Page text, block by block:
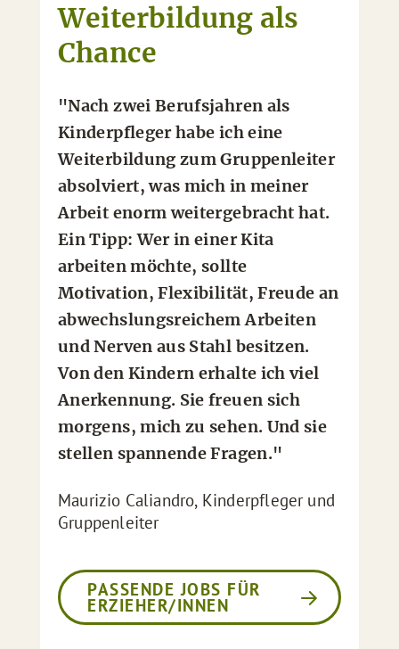
Weiterbildung als
Chance
"Nach zwei Berufsjahren als
Kinderpfleger habe ich eine
Weiterbildung zum Gruppenleiter
absolviert, was mich in meiner
Arbeit enorm weitergebracht hat.
Ein Tipp: Wer in einer Kita
arbeiten möchte, sollte
Motivation, Flexibilität, Freude an
abwechslungsreichem Arbeiten
und Nerven aus Stahl besitzen.
Von den Kindern erhalte ich viel
Anerkennung. Sie freuen sich
morgens, mich zu sehen. Und sie
stellen spannende Fragen."
Maurizio Caliandro, Kinderpfleger und
Gruppenleiter
PASSENDE JOBS FÜR
ERZIEHER/INNEN